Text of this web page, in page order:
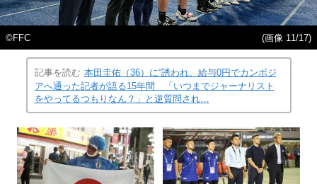
©FFC (画像 11/17)
記事を読む 本田圭佑（36）に“誘われ、給与0円でカンボジ
アへ通った記者が語る15年間 「いつまでジャーナリスト
をやってるつもりなん？」と逆質問され…